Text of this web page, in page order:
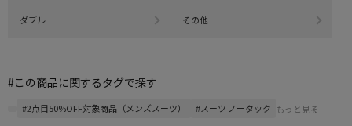
ダブル その他
#この商品に関するタグで探す
#2点目50%OFF対象商品（メンズスーツ） #スーツ ノータック もっと見る